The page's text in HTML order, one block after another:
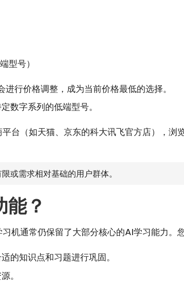
型号）
行价格调整，成为当前价格最低的选择。
数字系列的低端型号。
台（如天猫、京东的科大讯飞官方店），
或需求相对基础的用户群体。
？
机通常仍保留了大部分核心的AI学习能力。
的知识点和习题进行巩固。
。